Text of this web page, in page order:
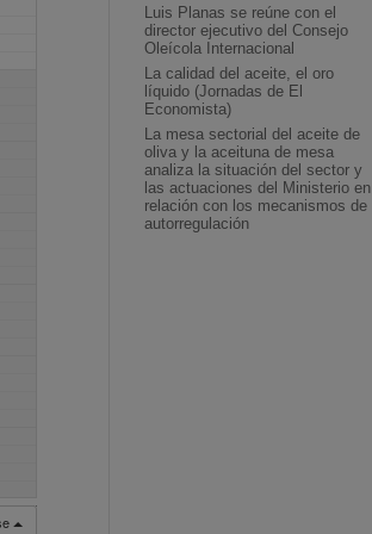
Luis Planas se reúne con el
director ejecutivo del Consejo
Oleícola Internacional
La calidad del aceite, el oro
líquido (Jornadas de El
Economista)
La mesa sectorial del aceite de
oliva y la aceituna de mesa
analiza la situación del sector y
las actuaciones del Ministerio en
relación con los mecanismos de
autorregulación